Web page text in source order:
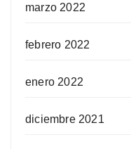
marzo 2022
febrero 2022
enero 2022
diciembre 2021